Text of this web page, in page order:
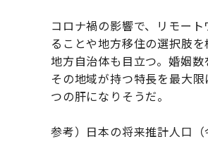
コロナ禍の影響で、リモー
ることや地方移住の選択肢
地方自治体も目立つ。婚姻
その地域が持つ特長を最大
つの肝になりそうだ。
参考）日本の将来推計人口（